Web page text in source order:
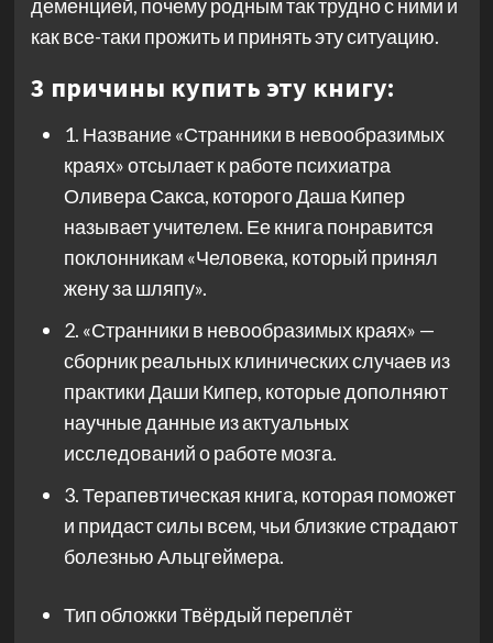
деменцией, почему родным так трудно с ними и
как все-таки прожить и принять эту ситуацию.
3 причины купить эту книгу:
1. Название «Странники в невообразимых
краях» отсылает к работе психиатра
Оливера Сакса, которого Даша Кипер
называет учителем. Ее книга понравится
поклонникам «Человека, который принял
жену за шляпу».
2. «Странники в невообразимых краях» —
сборник реальных клинических случаев из
практики Даши Кипер, которые дополняют
научные данные из актуальных
исследований о работе мозга.
3. Терапевтическая книга, которая поможет
и придаст силы всем, чьи близкие страдают
болезнью Альцгеймера.
Тип обложкиТвёрдый переплёт